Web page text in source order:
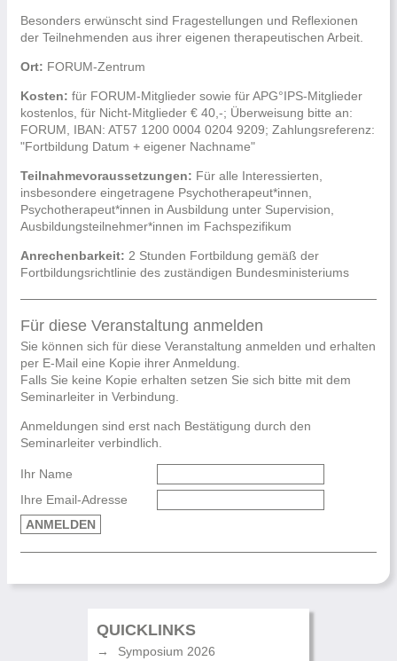
Besonders erwünscht sind Fragestellungen und Reflexionen
der Teilnehmenden aus ihrer eigenen therapeutischen Arbeit.
Ort: FORUM-Zentrum
Kosten: für FORUM-Mitglieder sowie für APG°IPS-Mitglieder
kostenlos, für Nicht-Mitglieder € 40,-; Überweisung bitte an:
FORUM, IBAN: AT57 1200 0004 0204 9209; Zahlungsreferenz:
"Fortbildung Datum + eigener Nachname"
Teilnahmevoraussetzungen: Für alle Interessierten,
insbesondere eingetragene Psychotherapeut*innen,
Psychotherapeut*innen in Ausbildung unter Supervision,
Ausbildungsteilnehmer*innen im Fachspezifikum
Anrechenbarkeit: 2 Stunden Fortbildung gemäß der
Fortbildungsrichtlinie des zuständigen Bundesministeriums
Für diese Veranstaltung anmelden
Sie können sich für diese Veranstaltung anmelden und erhalten
per E-Mail eine Kopie ihrer Anmeldung.
Falls Sie keine Kopie erhalten setzen Sie sich bitte mit dem
Seminarleiter in Verbindung.
Anmeldungen sind erst nach Bestätigung durch den
Seminarleiter verbindlich.
Ihr Name
Ihre Email-Adresse
ANMELDEN
QUICKLINKS
Symposium 2026